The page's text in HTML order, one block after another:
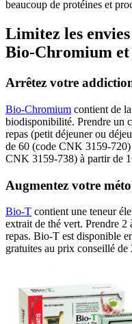
beaucoup de protéines et
Limitez les
Bio-Chromium
Arrêtez votre
Bio-Chromium contient de
biodisponibilité. Prendre un
repas (petit déjeuner ou
de 60 (code CNK 3159-
CNK 3159-738) à partir de
Augmentez votre
Bio-T contient une teneur
extrait de thé vert. Prendre
repas. Bio-T est disponible
gratuites au prix conseillé